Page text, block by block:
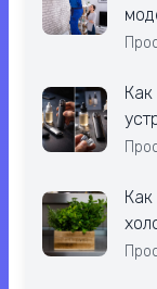
Как